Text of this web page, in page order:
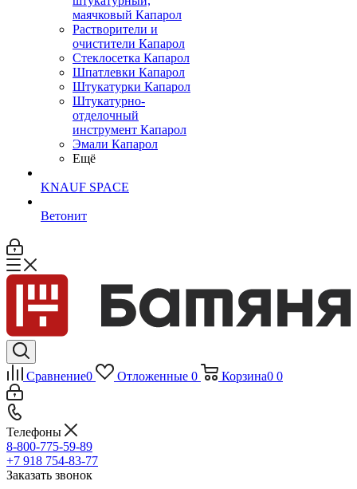
маячковый Капарол
Растворители и
очистители Капарол
Cтеклосетка Капарол
Шпатлевки Капарол
Штукатурки Капарол
Штукатурно-
отделочный
инструмент Капарол
Эмали Капарол
Ещё
KNAUF SPACE
Ветонит
Сравнение0 Отложенные 0 Корзина0 0
Телефоны
8-800-775-59-89
+7 918 754-83-77
Заказать звонок